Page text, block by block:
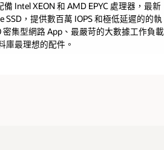
Intel XEON 和 AMD EPYC 處理器，最新
SSD，提供數百萬 IOPS 和極低延遲的的執
密集型網路 App、最嚴苛的大數據工作負載
庫最理想的配件。